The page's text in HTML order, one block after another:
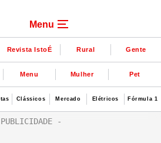
Menu
Revista IstoÉ Rural Gente
Menu Mulher Pet
Clássicos Mercado Elétricos Fórmula 1